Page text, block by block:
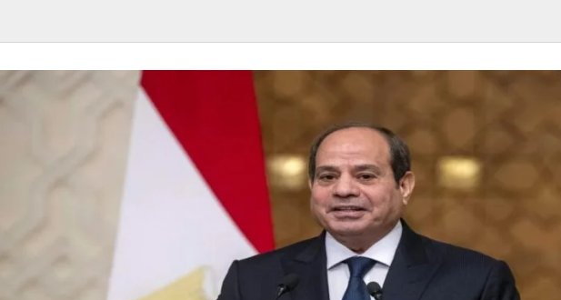
نظام السيسي وسياسة تكميم الأفواه
هل الرئيس السيسي سعيد أم تعيس بهذه الزيارة؟!
بعد قوله: (يعمل إيه التعليم في وطن ضايع)!! هل هذا هروب للأمام أم تكريس للضياع؟!
كيف تحولت “أمْطِري حيث شئتِ” إلى “لا يمكن أبداً”؟!